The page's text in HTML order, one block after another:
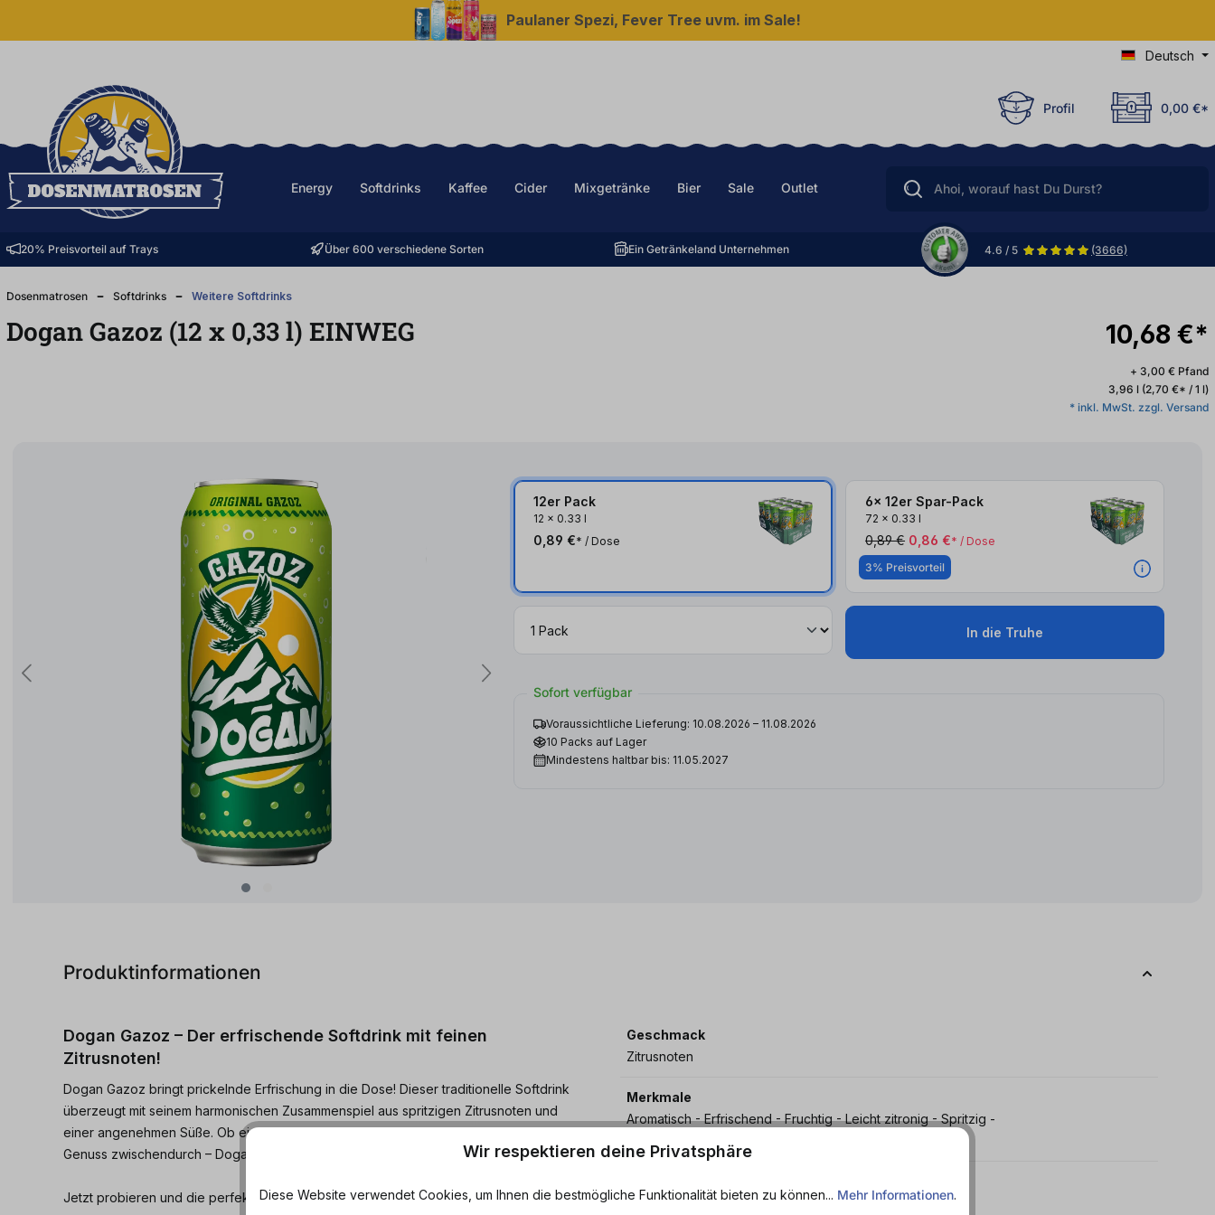
Paulaner Spezi, Fever Tree uvm. im Sale!
Deutsch
Profil 0,00 €*
Energy Softdrinks Kaffee Cider Mixgetränke Bier Sale Outlet
20% Preisvorteil auf Trays Über 600 verschiedene Sorten Ein Getränkeland Unternehmen 4.6 / 5 (3666)
Dosenmatrosen Softdrinks Weitere Softdrinks
Dogan Gazoz (12 x 0,33l) EINWEG 10,68 €*
+ 3,00 € Pfand
3,96 l (2,70 €* / 1 l)
* inkl. MwSt. zzgl. Versand
12er Pack
12 x 0.33 l
0,89 €* / Dose
6x 12er Spar-Pack
72 x 0.33 l
0,89 € 0,86 €* / Dose
3% Preisvorteil
In die Truhe
Sofort verfügbar
Voraussichtliche Lieferung: 10.08.2026 – 11.08.2026
10 Packs auf Lager
Mindestens haltbar bis: 11.05.2027
Produktinformationen
Dogan Gazoz – Der erfrischende Softdrink mit feinen
Zitrusnoten!
Dogan Gazoz bringt prickelnde Erfrischung in die Dose! Dieser traditionelle Softdrink
überzeugt mit seinem harmonischen Zusammenspiel aus spritzigen Zitrusnoten und
einer angenehmen Süße. Ob eisgekühlt an heißen Tagen oder als erfrischender
Genuss zwischendurch – Dogan Gazoz sorgt für ein prickelndes Geschmackserlebnis.
Jetzt probieren und die perfekte Mischung aus Frische und Süße genießen!
Geschmack
Zitrusnoten
Merkmale
Aromatisch - Erfrischend - Fruchtig - Leicht zitronig - Spritzig -
Kohlensäure
Wir respektieren deine Privatsphäre
Diese Website verwendet Cookies, um Ihnen die bestmögliche Funktionalität bieten zu können... Mehr Informationen.